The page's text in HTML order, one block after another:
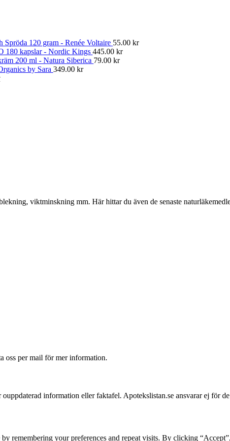
Spröda 120 gram - Renée Voltaire 55.00 kr
180 kapslar - Nordic Kings 445.00 kr
200 ml - Natura Siberica 79.00 kr
by Sara 349.00 kr
Det
viktminskning mm. Här hittar du även de senaste
oss per mail för mer information.
information eller faktafel. Apotekslistan.se ansvarar ej för
remembering your preferences and repeat visits. By clicking